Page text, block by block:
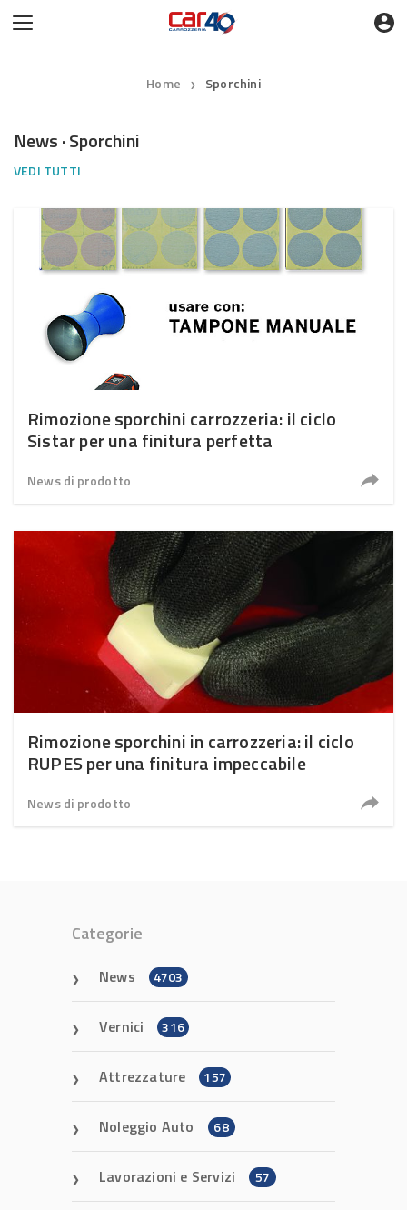
Home ❯ Sporchini
News · Sporchini
VEDI TUTTI
Rimozione sporchini carrozzeria: il ciclo
Sistar per una finitura perfetta
News di prodotto
Rimozione sporchini in carrozzeria: il ciclo
RUPES per una finitura impeccabile
News di prodotto
Categorie
News 4703
Vernici 316
Attrezzature 157
Noleggio Auto 68
Lavorazioni e Servizi 57